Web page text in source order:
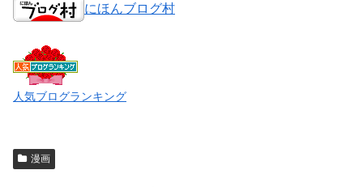
にほんブログ村
人気ブログランキング
漫画